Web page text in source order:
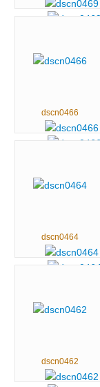
dscn0466
dscn0464
dscn0462